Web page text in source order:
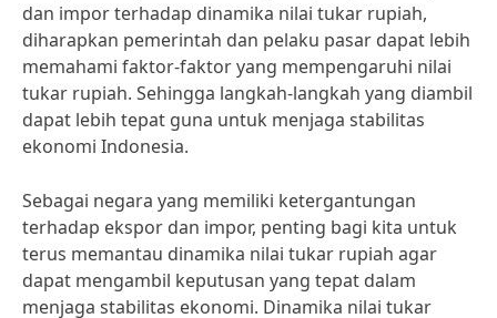
dan impor terhadap dinamika nilai tukar rupiah,
diharapkan pemerintah dan pelaku pasar dapat lebih
memahami faktor-faktor yang mempengaruhi nilai
tukar rupiah. Sehingga langkah-langkah yang diambil
dapat lebih tepat guna untuk menjaga stabilitas
ekonomi Indonesia.
Sebagai negara yang memiliki ketergantungan
terhadap ekspor dan impor, penting bagi kita untuk
terus memantau dinamika nilai tukar rupiah agar
dapat mengambil keputusan yang tepat dalam
menjaga stabilitas ekonomi. Dinamika nilai tukar